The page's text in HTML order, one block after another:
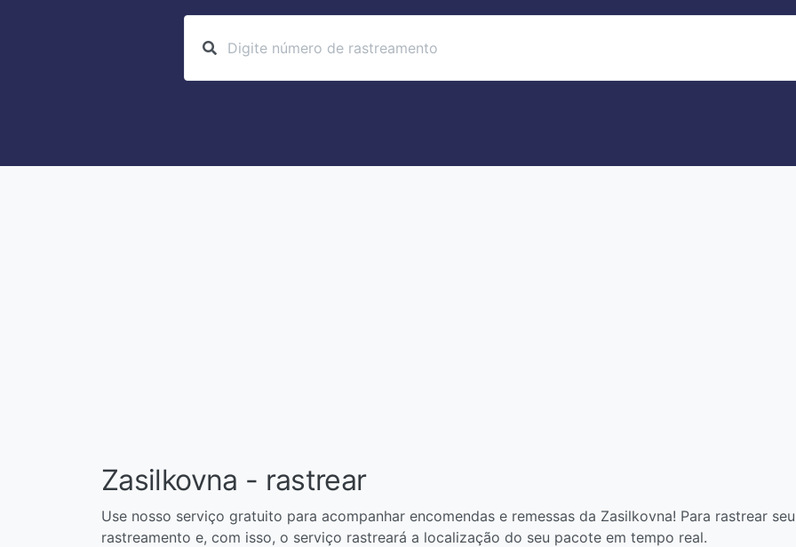
Zasilkovna - rastrear
Use nosso serviço gratuito para acompanhar encomendas e remessas da Zasilkovna! Para rastrear
rastreamento e, com isso, o serviço rastreará a localização do seu pacote em tempo real.